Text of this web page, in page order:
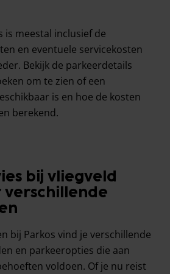
is meestal inclusief de
en eventuele servicekosten
Bekijk de parkeerdetails
om te zien of een
is en hoe de kosten
berekend.
bij vliegveld
verschillende
bij Parkos vind je verschillende
en parkeeropties die aan
voldoen. Of je nu reist